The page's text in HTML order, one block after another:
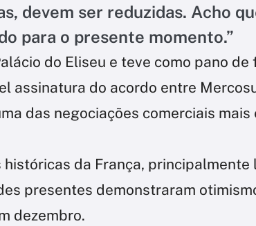
devem ser reduzidas. Acho
para o presente momento.”
do Eliseu e teve como pano de
assinatura do acordo entre
das negociações comerciais mais
da França, principalmente
presentes demonstraram
dezembro.